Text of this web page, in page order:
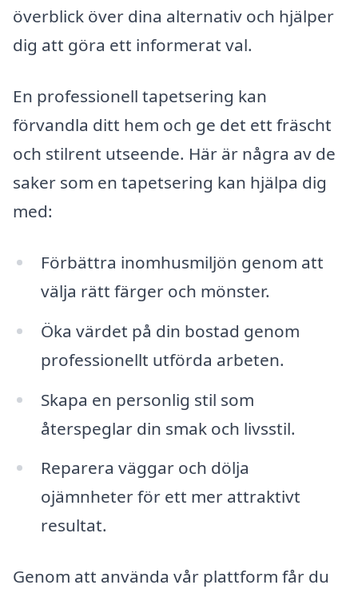
överblick över dina alternativ och hjälper
dig att göra ett informerat val.
En professionell tapetsering kan
förvandla ditt hem och ge det ett fräscht
och stilrent utseende. Här är några av de
saker som en tapetsering kan hjälpa dig
med:
Förbättra inomhusmiljön genom att
välja rätt färger och mönster.
Öka värdet på din bostad genom
professionellt utförda arbeten.
Skapa en personlig stil som
återspeglar din smak och livsstil.
Reparera väggar och dölja
ojämnheter för ett mer attraktivt
resultat.
Genom att använda vår plattform får du